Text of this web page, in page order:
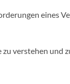
eines
zu verstehen und